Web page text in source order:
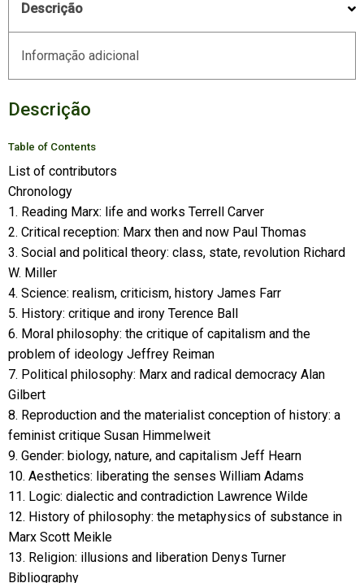
Descrição
Informação adicional
Descrição
Table of Contents
List of contributors
Chronology
1. Reading Marx: life and works Terrell Carver
2. Critical reception: Marx then and now Paul Thomas
3. Social and political theory: class, state, revolution Richard
W. Miller
4. Science: realism, criticism, history James Farr
5. History: critique and irony Terence Ball
6. Moral philosophy: the critique of capitalism and the
problem of ideology Jeffrey Reiman
7. Political philosophy: Marx and radical democracy Alan
Gilbert
8. Reproduction and the materialist conception of history: a
feminist critique Susan Himmelweit
9. Gender: biology, nature, and capitalism Jeff Hearn
10. Aesthetics: liberating the senses William Adams
11. Logic: dialectic and contradiction Lawrence Wilde
12. History of philosophy: the metaphysics of substance in
Marx Scott Meikle
13. Religion: illusions and liberation Denys Turner
Bibliography